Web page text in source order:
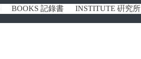
BOOKS 記錄書 INSTITUTE 硏究所